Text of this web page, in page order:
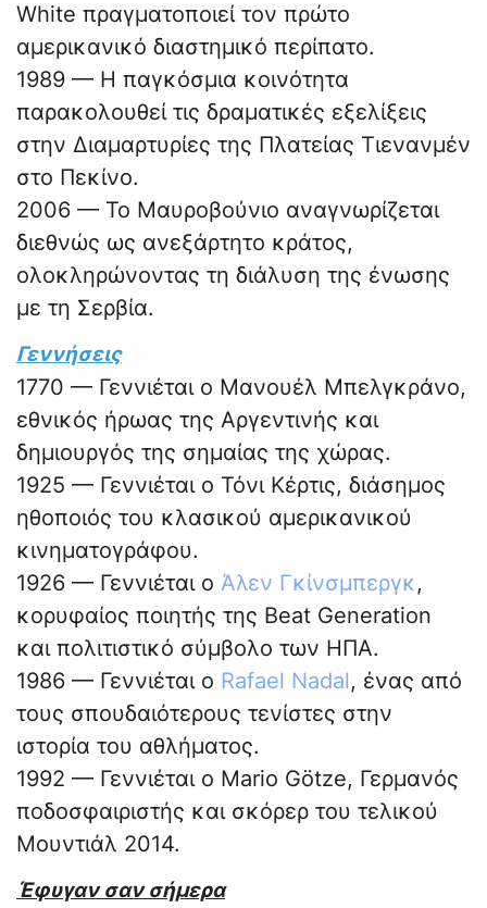
White πραγματοποιεί τον πρώτο
αμερικανικό διαστημικό περίπατο.
1989 — Η παγκόσμια κοινότητα
παρακολουθεί τις δραματικές εξελίξεις
στην Διαμαρτυρίες της Πλατείας Τιενανμέν
στο Πεκίνο.
2006 — Το Μαυροβούνιο αναγνωρίζεται
διεθνώς ως ανεξάρτητο κράτος,
ολοκληρώνοντας τη διάλυση της ένωσης
με τη Σερβία.
Γεννήσεις
1770 — Γεννιέται ο Μανουέλ Μπελγκράνο,
εθνικός ήρωας της Αργεντινής και
δημιουργός της σημαίας της χώρας.
1925 — Γεννιέται ο Τόνι Κέρτις, διάσημος
ηθοποιός του κλασικού αμερικανικού
κινηματογράφου.
1926 — Γεννιέται ο Άλεν Γκίνσμπεργκ,
κορυφαίος ποιητής της Beat Generation
και πολιτιστικό σύμβολο των ΗΠΑ.
1986 — Γεννιέται ο Rafael Nadal, ένας από
τους σπουδαιότερους τενίστες στην
ιστορία του αθλήματος.
1992 — Γεννιέται ο Mario Götze, Γερμανός
ποδοσφαιριστής και σκόρερ του τελικού
Μουντιάλ 2014.
Έφυγαν σαν σήμερα